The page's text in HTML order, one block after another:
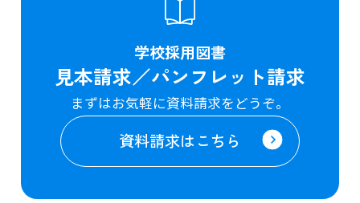
学校採用図書
見本請求／パンフレット請求
まずはお気軽に資料請求をどうぞ。
資料請求はこちら